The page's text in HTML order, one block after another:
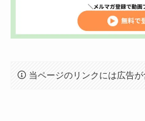
当ページのリンクには広告が